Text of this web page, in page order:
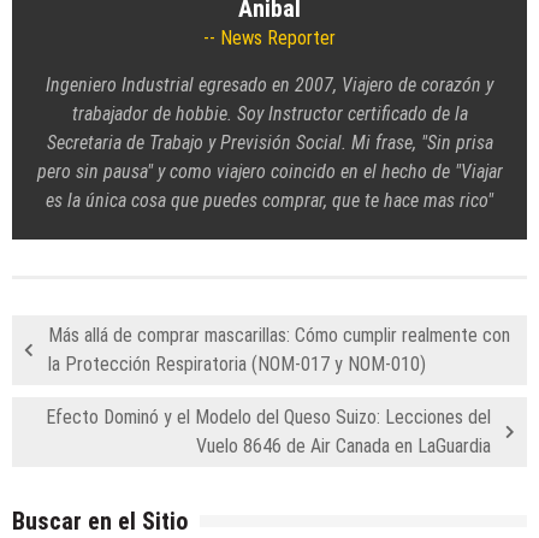
Anibal
News Reporter
Ingeniero Industrial egresado en 2007, Viajero de corazón y
trabajador de hobbie. Soy Instructor certificado de la
Secretaria de Trabajo y Previsión Social. Mi frase, "Sin prisa
pero sin pausa" y como viajero coincido en el hecho de "Viajar
es la única cosa que puedes comprar, que te hace mas rico"
Más allá de comprar mascarillas: Cómo cumplir realmente con
la Protección Respiratoria (NOM-017 y NOM-010)
Efecto Dominó y el Modelo del Queso Suizo: Lecciones del
Vuelo 8646 de Air Canada en LaGuardia
Buscar en el Sitio